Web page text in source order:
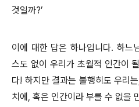
것일까?’
이에 대한 답은 하나입니다. 하느
스도 없이 우리가 초월적 인간이
다! 하지만 결과는 불행히도 우리
치에, 혹은 인간이라 부를 수 없을